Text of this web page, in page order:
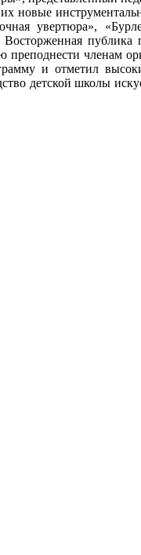
новые
увертюра»,
публика
членам
и отметил
детской школы